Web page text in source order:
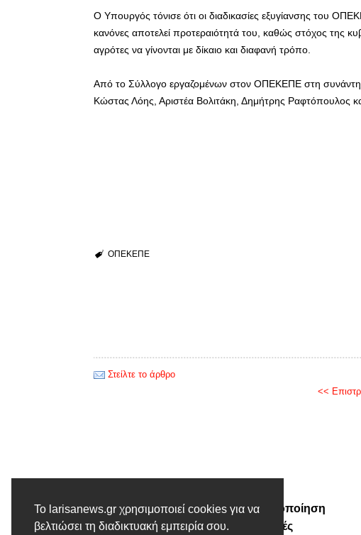
Το larisanews.gr χρησιμοποιεί cookies για να
βελτιώσει τη διαδικτυακή εμπειρία σου.
Ο Υπουργός τόνισε ότι οι διαδικασίες εξυγίανσης του
κανόνες αποτελεί προτεραιότητά του, καθώς στόχος της
αγρότες να γίνονται με δίκαιο και διαφανή τρόπο.
Από το Σύλλογο εργαζομένων στον ΟΠΕΚΕΠΕ στη
Κώστας Λόης, Αριστέα Βολιτάκη, Δημήτρης Ραφτόπουλος
ΟΠΕΚΕΠΕ
Στείλτε το άρθρο
<<
90,5 εκατομμύρια για την υλοποίηση
του υπό-Μέτρου 2.1 Γεωργικές